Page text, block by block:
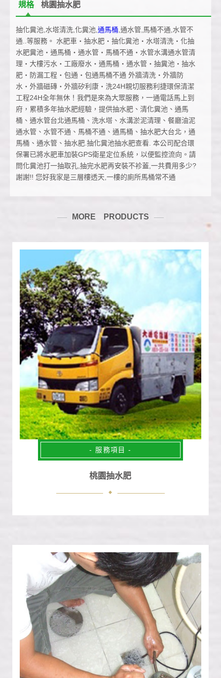
規格 桃園抽水肥
抽化糞池,水塔清洗,化糞池,通馬桶,通水管,馬桶不通,水管不
通..等服務。 水肥車‧抽水肥‧抽化糞池‧水塔清洗‧化抽
水肥糞池‧通馬桶‧通水管‧馬桶不通‧水管水溝通水管清
理‧大樓污水‧工廠廢水‧通馬桶‧通水管‧抽糞池‧抽水
肥‧防漏工程‧包通‧包通馬桶不通 外牆清洗‧外牆防
水‧外牆磁磚‧外牆矽利康‧洗24H親切服務利捷環保清潔
工程24H全年無休！我們是來為大眾服務，一通電話馬上到
府，累積多年抽水肥經驗，提供抽水肥、清化糞池、通馬
桶、通水管台北通馬桶、洗水塔、水溝淤泥清理、餐廳油泥
通水管、水管不通、馬桶不通、通馬桶、抽水肥大台北，通
馬桶、通水管、抽水肥.抽化糞池抽水肥查看. 本公司配合環
保署已將水肥車加裝GPS衛星定位系統，以便監控流向。請
問化糞池打一抽取孔,抽完水肥再安裝不袗蓋,一共費用多少?
謝謝!! 您好我家是三層樓透天,一樓的廁所馬桶常不通
MORE PRODUCTS
- 服務項目 -
桃園抽水肥